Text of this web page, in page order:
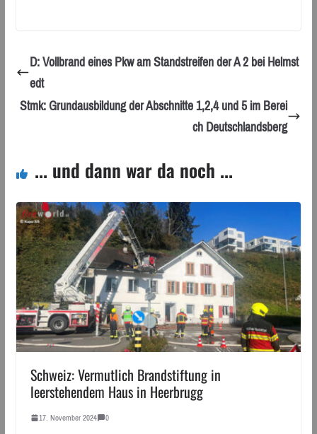
D: Vollbrand eines Pkw am Standstreifen der A 2 bei Helmst
edt
Stmk: Grundausbildung der Abschnitte 1,2,4 und 5 im Berei
ch Deutschlandsberg
... und dann war da noch ...
Schweiz: Vermutlich Brandstiftung in
leerstehendem Haus in Heerbrugg
17. November 2024 0